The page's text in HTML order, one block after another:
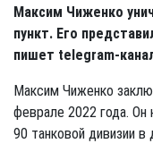
Максим Чиженко
пункт. Его
пишет telegram-
Максим Чиженко
феврале 2022 года. Он
90 танковой дивизии